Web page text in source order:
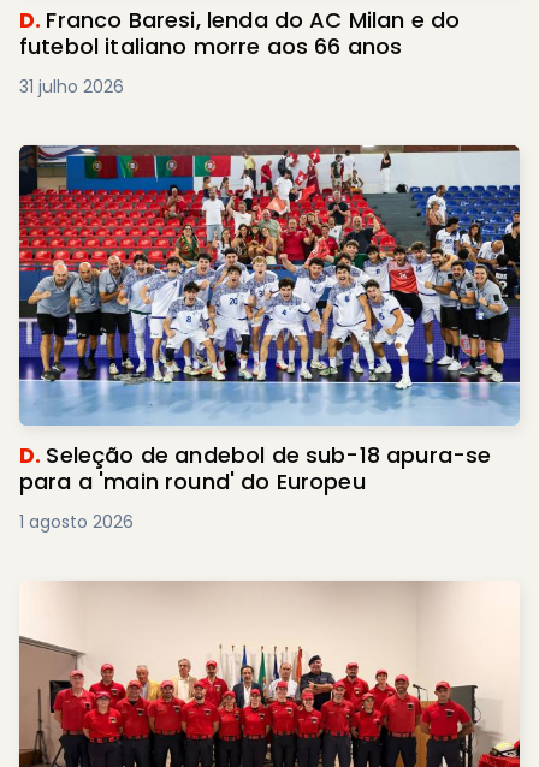
D. Franco Baresi, lenda do AC Milan e do
futebol italiano morre aos 66 anos
31 julho 2026
D. Seleção de andebol de sub-18 apura-se
para a 'main round' do Europeu
1 agosto 2026